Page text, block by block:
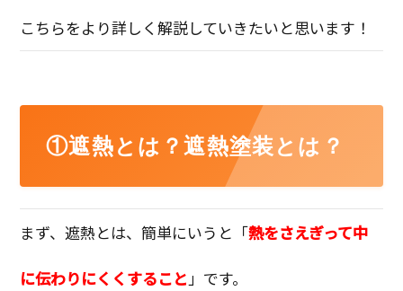
こちらをより詳しく解説していきたいと思います！
①遮熱とは？遮熱塗装とは？
まず、遮熱とは、簡単にいうと「熱をさえぎって中
に伝わりにくくすること」です。